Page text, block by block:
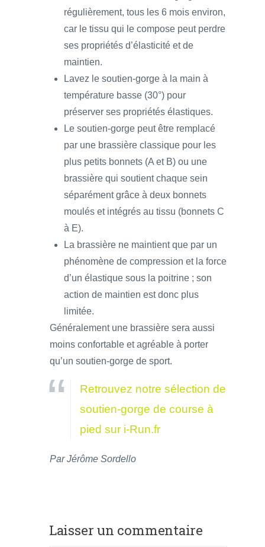
régulièrement, tous les 6 mois environ,
car le tissu qui le compose peut perdre
ses propriétés d’élasticité et de
maintien.
Lavez le soutien-gorge à la main à
température basse (30°) pour
préserver ses propriétés élastiques.
Le soutien-gorge peut être remplacé
par une brassière classique pour les
plus petits bonnets (A et B) ou une
brassière qui soutient chaque sein
séparément grâce à deux bonnets
moulés et intégrés au tissu (bonnets C
à E).
La brassière ne maintient que par un
phénomène de compression et la force
d’un élastique sous la poitrine ; son
action de maintien est donc plus
limitée.
Généralement une brassière sera aussi
moins confortable et agréable à porter
qu’un soutien-gorge de sport.
Retrouvez notre sélection de
soutien-gorge de course à
pied sur i-Run.fr
Par Jérôme Sordello
Laisser un commentaire